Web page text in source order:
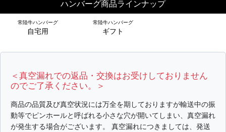
シーン別特集
お中元ギフト
お中元ハムギフ
誕生日ギフト
出産内祝い 結婚内祝い
長寿祝い 高級肉ギフト 法人ギフト
ハンバーグ商品ラインナップ
常陸牛ハンバーグ
自宅用
常陸牛ハンバーグ
ギフト
＜真空漏れでの返品・交換はお受けしておりません
のでご了承ください。＞
商品の品質及び真空状況には万全を期しておりますが輸送中の振
動等でピンホールと呼ばれる小さな穴が開いてしまい、真空漏れ
が発生する場合がございます。 真空漏れにつきましては、発送